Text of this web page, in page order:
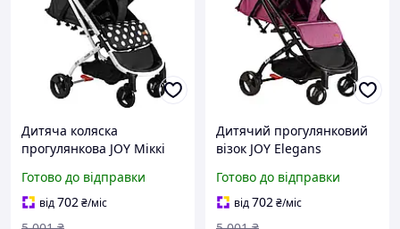
Дитяча коляска
прогулянкова JOY Міккі
телескопічна ручка,
футкавер, складна)
чорний
Готово до відправки
від702₴/міс
Дитячий прогулянковий
візок JOY Elegans
алюмінієва рама,
футкавер) фіолетовий
Готово до відправки
від702₴/міс